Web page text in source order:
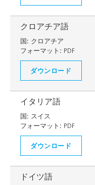
クロアチア語
国: クロアチア
フォーマット: PDF
ダウンロード
イタリア語
国: スイス
フォーマット: PDF
ダウンロード
ドイツ語